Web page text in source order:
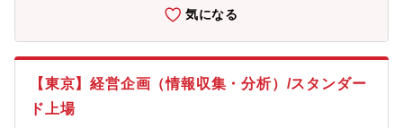
て意見やアイデアを気軽に発信してください。また、美容クリニ
種書類作成、管理、社内各部門との調整業務などの事務業務【入
しずつ仕事に慣れていきましょう。例えば、会議資料をつくるな
ら、まとめて欲しいデータなどを具体的に伝えます。疑問があれ
気になる
【東京】経営企画（情報収集・分析）/スタンダー
ド上場